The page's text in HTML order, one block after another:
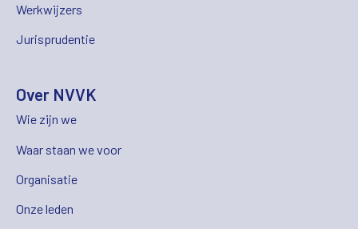
Werkwijzers
Jurisprudentie
Over NVVK
Wie zijn we
Waar staan we voor
Organisatie
Onze leden